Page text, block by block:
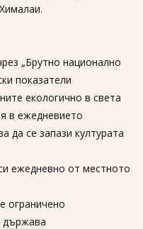
„Брутно национално
показатели
екологично в света
в ежедневието
да се запази културата
ежедневно от местното
ограничено
държава